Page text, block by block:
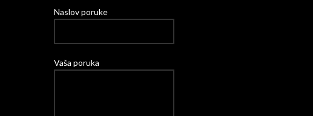
Naslov poruke
Vaša poruka